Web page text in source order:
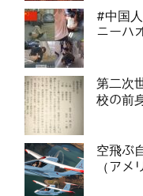
#中国
ニーハ
第二次
校の前
空飛ぶ
（アメ